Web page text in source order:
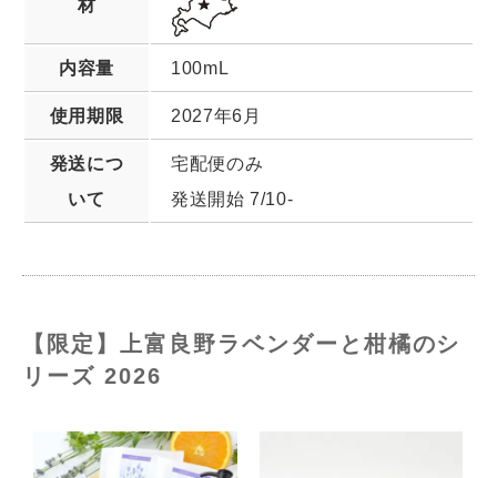
材
内容量 100mL
使用期限 2027年6月
発送につ
いて
宅配便のみ
発送開始 7/10-
【限定】上富良野ラベンダーと柑橘のシ
リーズ 2026